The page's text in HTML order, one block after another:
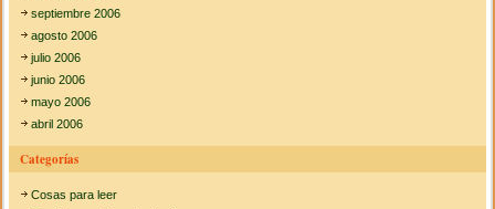
septiembre 2006
agosto 2006
julio 2006
junio 2006
mayo 2006
abril 2006
Categorías
Cosas para leer